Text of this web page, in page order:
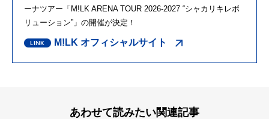
ーナツアー「M!LK ARENA TOUR 2026-2027 “シャカリキレボ
リューション”」の開催が決定！
M!LK オフィシャルサイト
あわせて読みたい関連記事